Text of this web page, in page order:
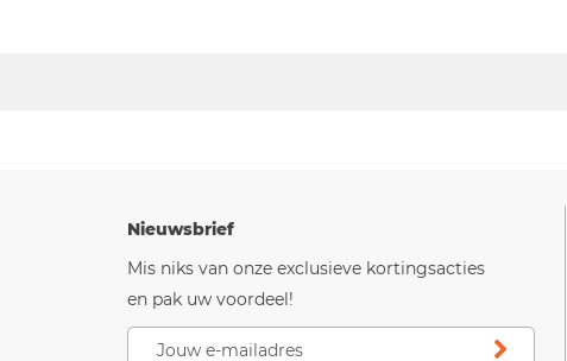
Nieuwsbrief
Mis niks van onze exclusieve kortingsacties
en pak uw voordeel!